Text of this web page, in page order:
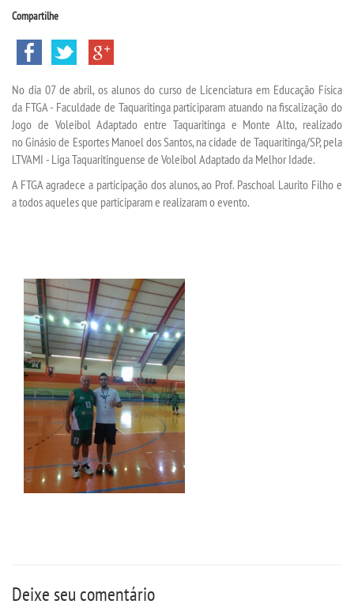
TECNOLÓGICOS
EXTENSÃO
VESTIBULAR
TRANSFERÊNCIA
SEGUNDA GRADUAÇÃO
MATRÍCULA
EDITAL
EDITAL - ADENDO 1
UNIESP NEWS
Compartilhe
No dia 07 de abril, os alunos do curso de Licenciatura em Educação Física
da FTGA - Faculdade de Taquaritinga participaram atuando na fiscalização do
Jogo de Voleibol Adaptado entre Taquaritinga e Monte Alto, realizado
no Ginásio de Esportes Manoel dos Santos, na cidade de Taquaritinga/SP, pela
LTVAMI - Liga Taquaritinguense de Voleibol Adaptado da Melhor Idade.
A FTGA agradece a participação dos alunos, ao Prof. Paschoal Laurito Filho e
a todos aqueles que participaram e realizaram o evento.
Deixe seu comentário